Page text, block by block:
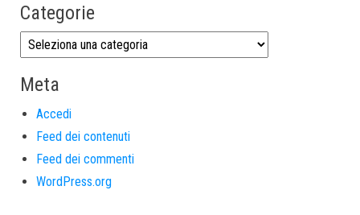
Categorie
Meta
Accedi
Feed dei contenuti
Feed dei commenti
WordPress.org